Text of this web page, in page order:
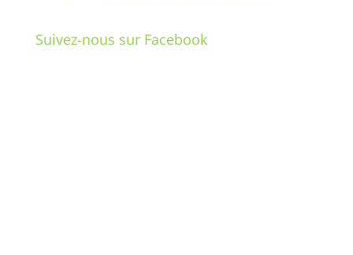
Suivez-nous sur Facebook